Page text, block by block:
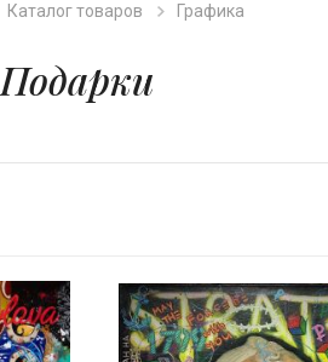
Каталог товаров Графика
Подарки